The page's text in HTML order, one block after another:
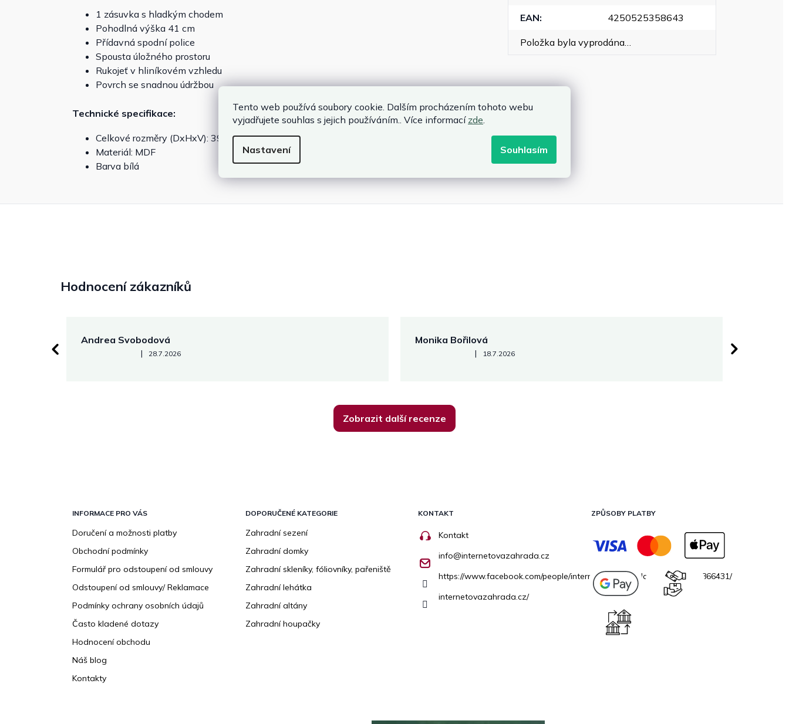
Tento web používá soubory cookie. Dalším procházením tohoto webu
vyjadřujete souhlas s jejich používáním.. Více informací zde
Nastavení Souhlasím
1 zásuvka s hladkým chodem
Pohodlná výška 41 cm
Přídavná spodní police
Spousta úložného prostoru
Rukojeť v hliníkovém vzhledu
Povrch se snadnou údržbou
Technické specifikace:
Celkové rozměry (DxHxV): 39x28x41cm
Materiál: MDF
Barva bílá
EAN: 4250525358643
Položka byla vyprodána…
Hodnocení zákazníků
Andrea Svobodová
Hodnocení obchodu je 5 z 5 hvězdiček.
| 28.7.2026
Monika Bořilová
Hodnocení obchodu je 5 z 5 hvězdiček.
| 18.7.2026
Zobrazit další recenze
INFORMACE PRO VÁS
Doručení a možnosti platby
Obchodní podmínky
Formulář pro odstoupení od smlouvy
Odstoupení od smlouvy/ Reklamace
Podmínky ochrany osobních údajů
Často kladené dotazy
Hodnocení obchodu
Náš blog
Kontakty
DOPORUČENÉ KATEGORIE
Zahradní sezení
Zahradní domky
Zahradní skleníky, fóliovníky, pařeniště
Zahradní lehátka
Zahradní altány
Zahradní houpačky
KONTAKT
Kontakt
info@internetovazahrada.cz
https://www.facebook.com/people/internetovazahradacz/100069706866431/
internetovazahrada.cz/
ZPŮSOBY PLATBY